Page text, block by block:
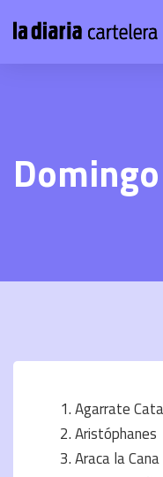
Agarrate
Aristóphanes
Araca la Cana